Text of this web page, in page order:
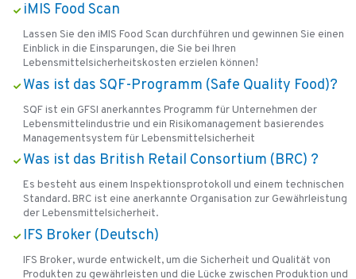
iMIS Food Scan
Lassen Sie den iMIS Food Scan durchführen und gewinnen Sie einen
Einblick in die Einsparungen, die Sie bei Ihren
Lebensmittelsicherheitskosten erzielen können!
Was ist das SQF-Programm (Safe Quality Food)?
SQF ist ein GFSI anerkanntes Programm für Unternehmen der
Lebensmittelindustrie und ein Risikomanagement basierendes
Managementsystem für Lebensmittelsicherheit
Was ist das British Retail Consortium (BRC) ?
Es besteht aus einem Inspektionsprotokoll und einem technischen
Standard. BRC ist eine anerkannte Organisation zur Gewährleistung
der Lebensmittelsicherheit.
IFS Broker (Deutsch)
IFS Broker, wurde entwickelt, um die Sicherheit und Qualität von
Produkten zu gewährleisten und die Lücke zwischen Produktion und